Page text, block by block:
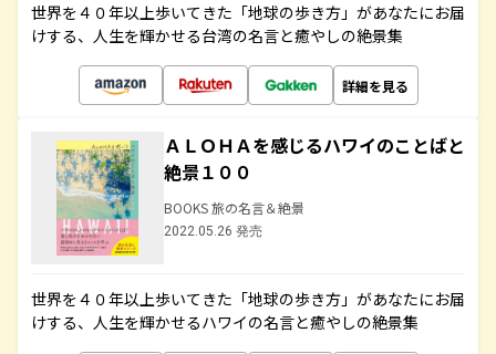
世界を４０年以上歩いてきた「地球の歩き方」があなたにお届
けする、人生を輝かせる台湾の名言と癒やしの絶景集
詳細を見る
ＡＬＯＨＡを感じるハワイのことばと
絶景１００
BOOKS 旅の名言＆絶景
2022.05.26 発売
世界を４０年以上歩いてきた「地球の歩き方」があなたにお届
けする、人生を輝かせるハワイの名言と癒やしの絶景集